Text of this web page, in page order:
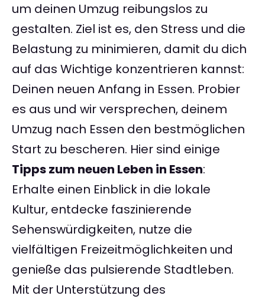
um deinen Umzug reibungslos zu
gestalten. Ziel ist es, den Stress und die
Belastung zu minimieren, damit du dich
auf das Wichtige konzentrieren kannst:
Deinen neuen Anfang in Essen. Probier
es aus und wir versprechen, deinem
Umzug nach Essen den bestmöglichen
Start zu bescheren. Hier sind einige
Tipps zum neuen Leben in Essen:
Erhalte einen Einblick in die lokale
Kultur, entdecke faszinierende
Sehenswürdigkeiten, nutze die
vielfältigen Freizeitmöglichkeiten und
genieße das pulsierende Stadtleben.
Mit der Unterstützung des